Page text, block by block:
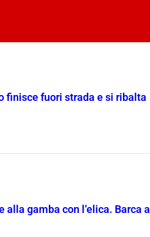
finisce fuori strada e si ribalta
alla gamba con l’elica. Barca